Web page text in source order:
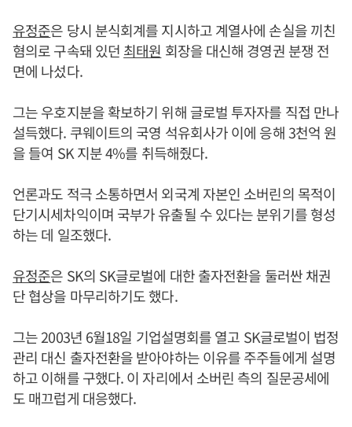
유정준은 당시 분식회계를 지시하고 계열사에 손실을 끼친
혐의로 구속돼 있던 최태원 회장을 대신해 경영권 분쟁 전
면에 나섰다.
그는 우호지분을 확보하기 위해 글로벌 투자자를 직접 만나
설득했다. 쿠웨이트의 국영 석유회사가 이에 응해 3천억 원
을 들여 SK 지분 4%를 취득해줬다.
언론과도 적극 소통하면서 외국계 자본인 소버린의 목적이
단기시세차익이며 국부가 유출될 수 있다는 분위기를 형성
하는 데 일조했다.
유정준은 SK의 SK글로벌에 대한 출자전환을 둘러싼 채권
단 협상을 마무리하기도 했다.
그는 2003년 6월18일 기업설명회를 열고 SK글로벌이 법정
관리 대신 출자전환을 받아야하는 이유를 주주들에게 설명
하고 이해를 구했다. 이 자리에서 소버린 측의 질문공세에
도 매끄럽게 대응했다.